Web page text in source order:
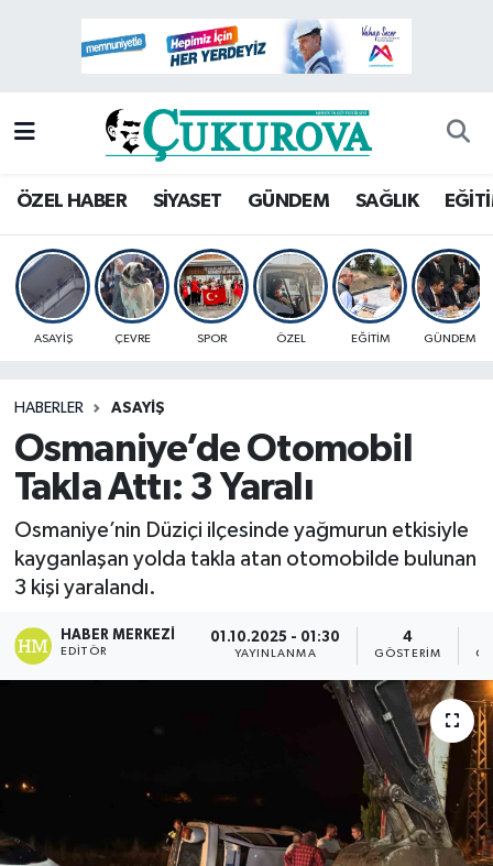
ÖZEL HABER SİYASET GÜNDEM SAĞLIK
ASAYİŞ ÇEVRE SPOR ÖZEL EĞİTİM GÜNDEM
HABERLER ASAYİŞ
Osmaniye’de Otomobil
Takla Attı: 3 Yaralı
Osmaniye’nin Düziçi ilçesinde yağmurun etkisiyle
kayganlaşan yolda takla atan otomobilde bulunan
3 kişi yaralandı.
HABER MERKEZI
EDITÖR
01.10.2025 - 01:30
YAYINLANMA
4
GÖSTERIM
Mersin Hava Durumu
Mersin Namaz Vakitleri
Mersin Trafik Yoğunluk Haritası
Süper Lig Puan Durumu ve Fikstür
Son Dakika Haberleri
Haber Arşivi